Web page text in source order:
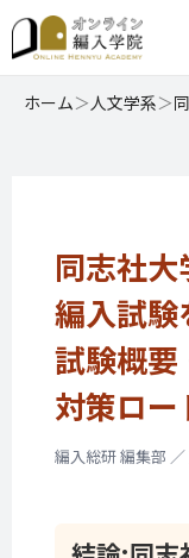
ホーム＞ 人文学系＞
同志社
編入試験
試験概要
対策ロ
編入総研 編集部